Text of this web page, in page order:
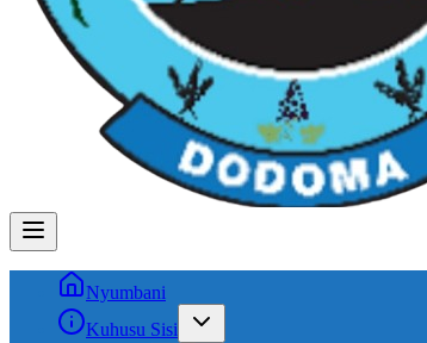
Nyumbani
Kuhusu Sisi